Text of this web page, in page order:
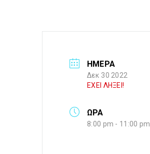
ΗΜΈΡΑ
Δεκ 30 2022
ΕΧΕΙ ΛΗΞΕΙ!
ΏΡΑ
8:00 pm - 11:00 pm